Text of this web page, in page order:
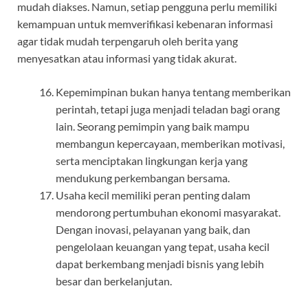
mudah diakses. Namun, setiap pengguna perlu memiliki
kemampuan untuk memverifikasi kebenaran informasi
agar tidak mudah terpengaruh oleh berita yang
menyesatkan atau informasi yang tidak akurat.
Kepemimpinan bukan hanya tentang memberikan
perintah, tetapi juga menjadi teladan bagi orang
lain. Seorang pemimpin yang baik mampu
membangun kepercayaan, memberikan motivasi,
serta menciptakan lingkungan kerja yang
mendukung perkembangan bersama.
Usaha kecil memiliki peran penting dalam
mendorong pertumbuhan ekonomi masyarakat.
Dengan inovasi, pelayanan yang baik, dan
pengelolaan keuangan yang tepat, usaha kecil
dapat berkembang menjadi bisnis yang lebih
besar dan berkelanjutan.